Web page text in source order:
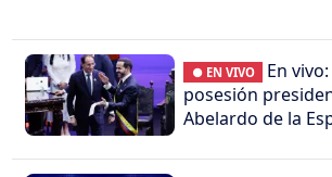
● EN VIVO
En vivo:
posesión
Abelardo de la